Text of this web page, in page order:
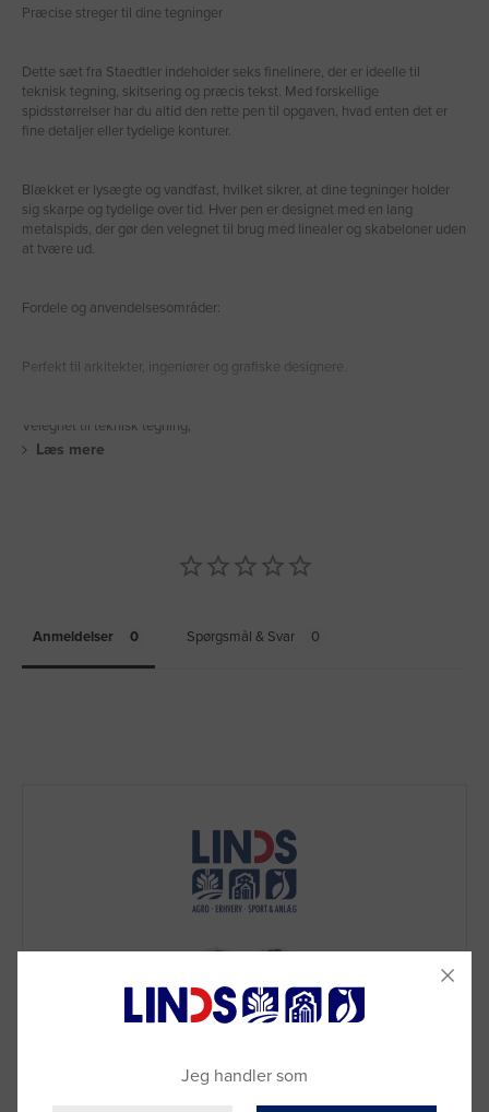
Præcise streger til dine tegninger
Dette sæt fra Staedtler indeholder seks finelinere, der er ideelle til
teknisk tegning, skitsering og præcis tekst. Med forskellige
spidsstørrelser har du altid den rette pen til opgaven, hvad enten det er
fine detaljer eller tydelige konturer.
Blækket er lysægte og vandfast, hvilket sikrer, at dine tegninger holder
sig skarpe og tydelige over tid. Hver pen er designet med en lang
metalspids, der gør den velegnet til brug med linealer og skabeloner uden
at tvære ud.
Fordele og anvendelsesområder:
Perfekt til arkitekter, ingeniører og grafiske designere.
Velegnet til teknisk tegning,
Læs mere
Anmeldelser Spørgsmål & Svar
Jeg handler som